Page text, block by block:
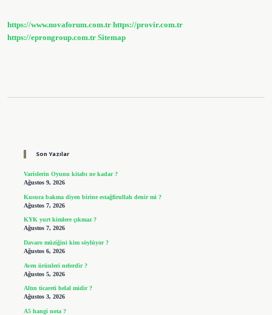
https://www.novaforum.com.tr https://provir.com.tr
https://eprongroup.com.tr Sitemap
Son Yazılar
Varislerin Oyunu kitabı ne kadar ?
Ağustos 9, 2026
Kusura bakma diyen birine estağfirullah denir mi ?
Ağustos 7, 2026
KYK yurt kimlere çıkmaz ?
Ağustos 7, 2026
Davaro müziğini kim söylüyor ?
Ağustos 6, 2026
Aven ürünleri nelerdir ?
Ağustos 5, 2026
Altın ticareti helal midir ?
Ağustos 3, 2026
A5 hangi nota ?